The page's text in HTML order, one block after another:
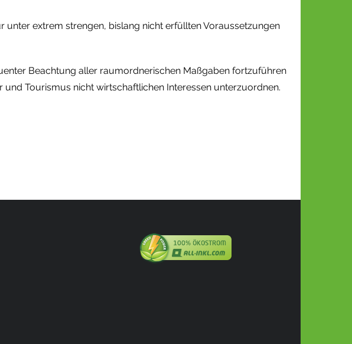
unter extrem strengen, bislang nicht erfüllten Voraussetzungen
Beachtung aller raumordnerischen Maßgaben fortzuführen
Tourismus nicht wirtschaftlichen Interessen unterzuordnen.